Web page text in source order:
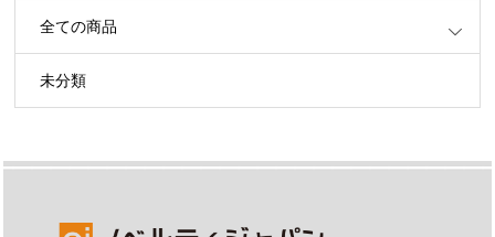
全ての商品
未分類